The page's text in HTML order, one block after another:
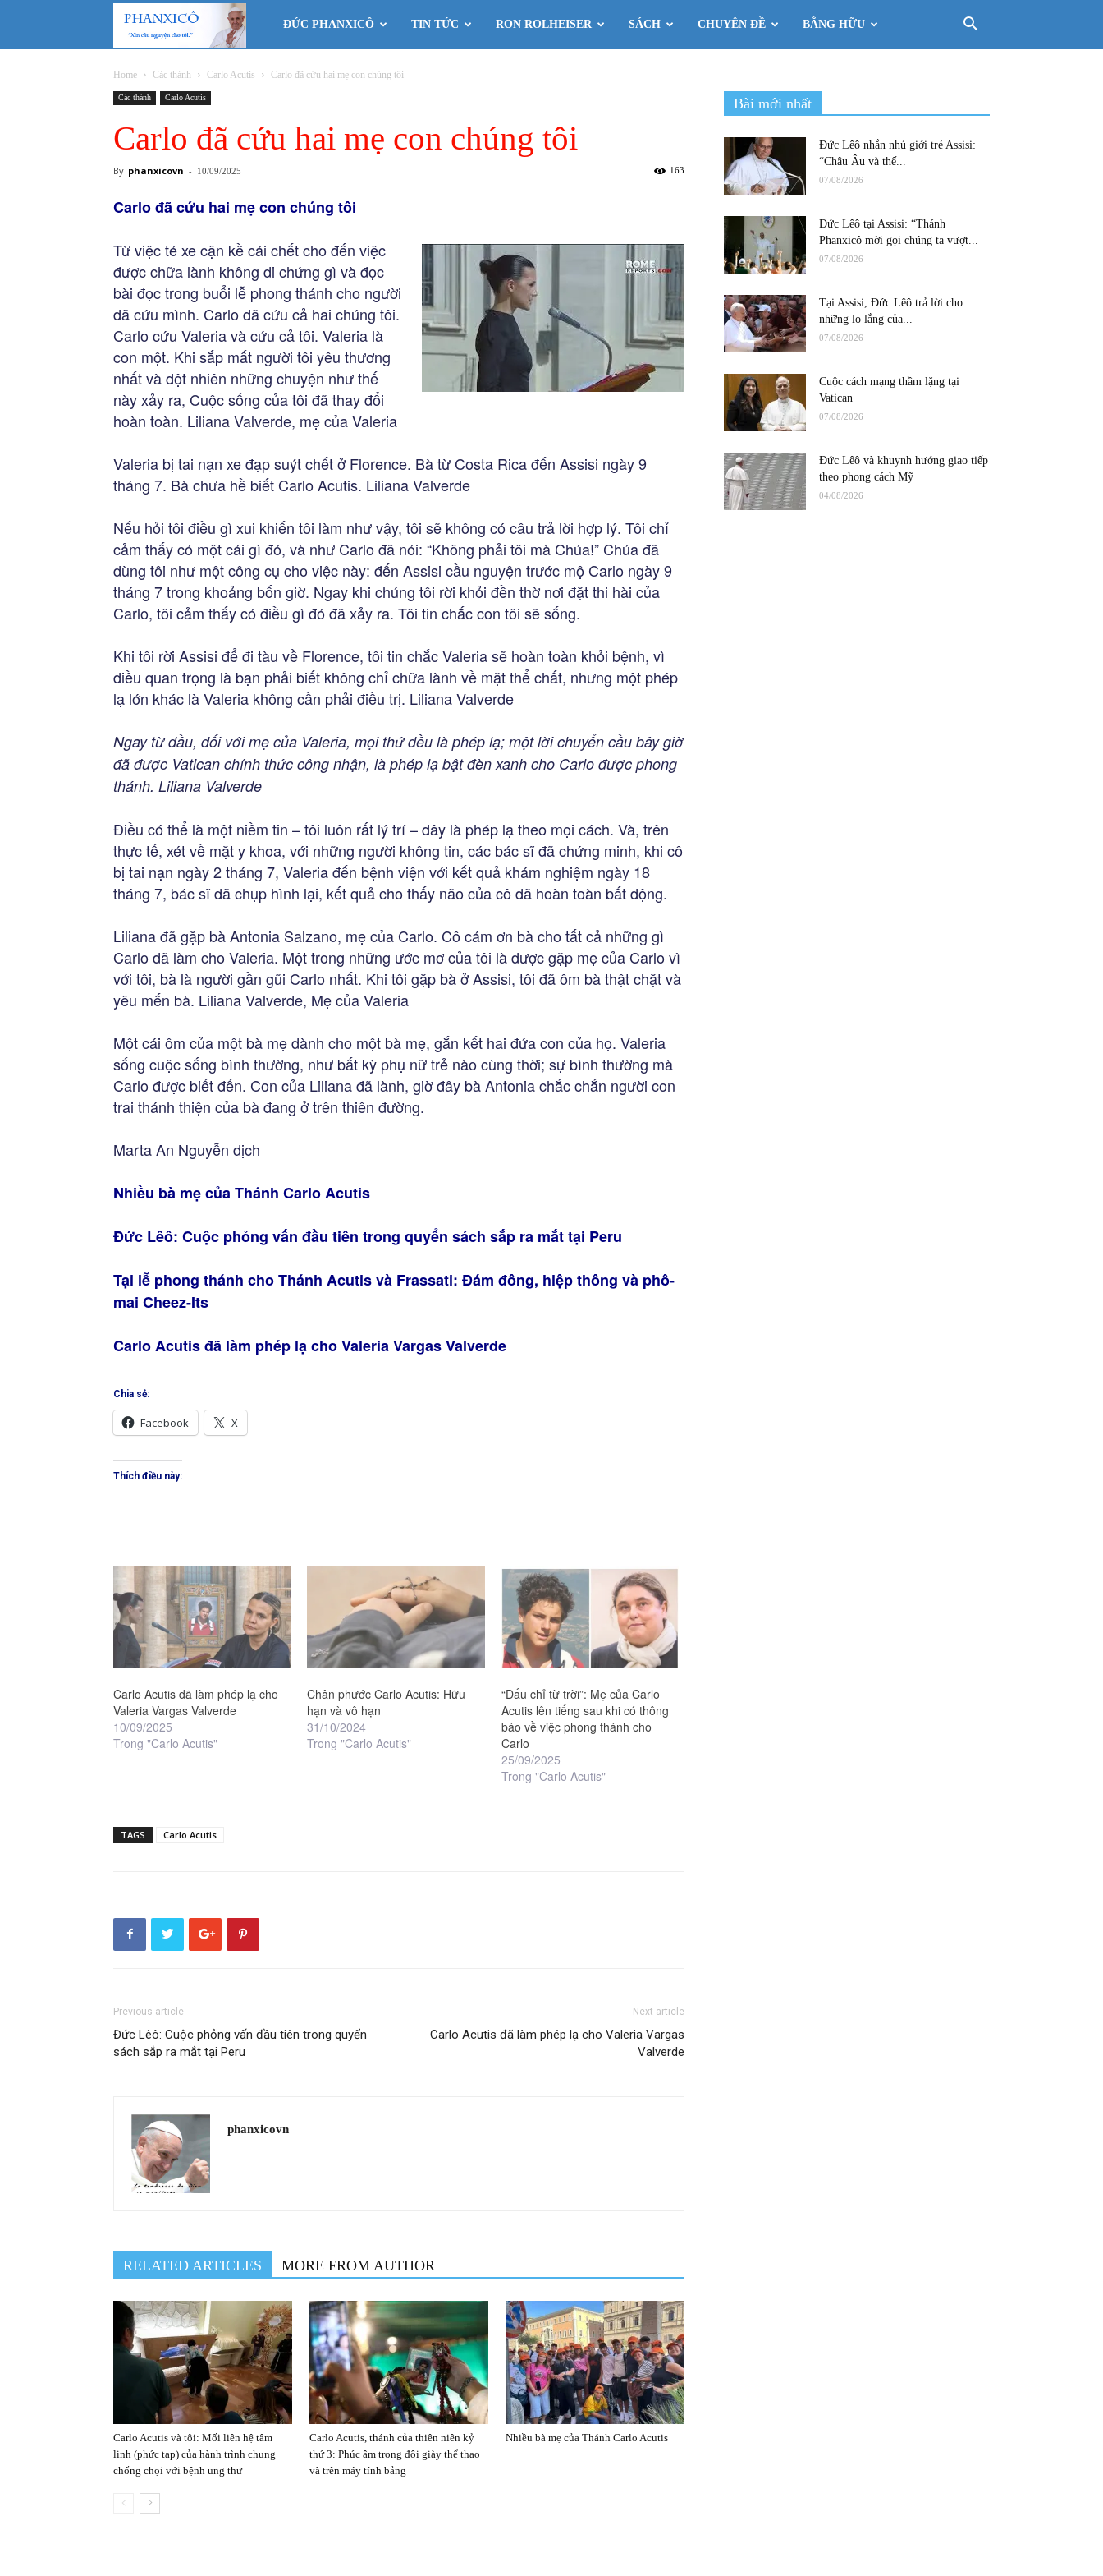
Phanxicô
– ĐỨC PHANXICÔ TIN TỨC RON ROLHEISER SÁCH CHUYÊN ĐỀ BẰNG HỮU
Home Các thánh Carlo Acutis Carlo đã cứu hai mẹ con chúng tôi
Các thánh Carlo Acutis
Carlo đã cứu hai mẹ con chúng tôi
By phanxicovn - 10/09/2025 163
Carlo đã cứu hai mẹ con chúng tôi
Từ việc té xe cận kề cái chết cho đến việc
được chữa lành không di chứng gì và đọc
bài đọc trong buổi lễ phong thánh cho người
đã cứu mình. Carlo đã cứu cả hai chúng tôi.
Carlo cứu Valeria và cứu cả tôi. Valeria là
con một. Khi sắp mất người tôi yêu thương
nhất và đột nhiên những chuyện như thế
này xảy ra, Cuộc sống của tôi đã thay đổi
hoàn toàn. Liliana Valverde, mẹ của Valeria
Valeria bị tai nạn xe đạp suýt chết ở Florence. Bà từ Costa Rica đến Assisi ngày 9
tháng 7. Bà chưa hề biết Carlo Acutis. Liliana Valverde
Nếu hỏi tôi điều gì xui khiến tôi làm như vậy, tôi sẽ không có câu trả lời hợp lý. Tôi chỉ
cảm thấy có một cái gì đó, và như Carlo đã nói: “Không phải tôi mà Chúa!” Chúa đã
dùng tôi như một công cụ cho việc này: đến Assisi cầu nguyện trước mộ Carlo ngày 9
tháng 7 trong khoảng bốn giờ. Ngay khi chúng tôi rời khỏi đền thờ nơi đặt thi hài của
Carlo, tôi cảm thấy có điều gì đó đã xảy ra. Tôi tin chắc con tôi sẽ sống.
Khi tôi rời Assisi để đi tàu về Florence, tôi tin chắc Valeria sẽ hoàn toàn khỏi bệnh, vì
điều quan trọng là bạn phải biết không chỉ chữa lành về mặt thể chất, nhưng một phép
lạ lớn khác là Valeria không cần phải điều trị. Liliana Valverde
Ngay từ đầu, đối với mẹ của Valeria, mọi thứ đều là phép lạ; một lời chuyển cầu bây giờ
đã được Vatican chính thức công nhận, là phép lạ bật đèn xanh cho Carlo được phong
thánh. Liliana Valverde
Điều có thể là một niềm tin – tôi luôn rất lý trí – đây là phép lạ theo mọi cách. Và, trên
thực tế, xét về mặt y khoa, với những người không tin, các bác sĩ đã chứng minh, khi cô
bị tai nạn ngày 2 tháng 7, Valeria đến bệnh viện với kết quả khám nghiệm ngày 18
tháng 7, bác sĩ đã chụp hình lại, kết quả cho thấy não của cô đã hoàn toàn bất động.
Liliana đã gặp bà Antonia Salzano, mẹ của Carlo. Cô cám ơn bà cho tất cả những gì
Carlo đã làm cho Valeria. Một trong những ước mơ của tôi là được gặp mẹ của Carlo vì
với tôi, bà là người gần gũi Carlo nhất. Khi tôi gặp bà ở Assisi, tôi đã ôm bà thật chặt và
yêu mến bà. Liliana Valverde, Mẹ của Valeria
Một cái ôm của một bà mẹ dành cho một bà mẹ, gắn kết hai đứa con của họ. Valeria
sống cuộc sống bình thường, như bất kỳ phụ nữ trẻ nào cùng thời; sự bình thường mà
Carlo được biết đến. Con của Liliana đã lành, giờ đây bà Antonia chắc chắn người con
trai thánh thiện của bà đang ở trên thiên đường.
Marta An Nguyễn dịch
Nhiều bà mẹ của Thánh Carlo Acutis
Đức Lêô: Cuộc phỏng vấn đầu tiên trong quyển sách sắp ra mắt tại Peru
Tại lễ phong thánh cho Thánh Acutis và Frassati: Đám đông, hiệp thông và phô-
mai Cheez-Its
Carlo Acutis đã làm phép lạ cho Valeria Vargas Valverde
Chia sẻ:
Facebook X
Thích điều này:
Carlo Acutis đã làm phép lạ cho
Valeria Vargas Valverde
10/09/2025
Trong "Carlo Acutis"
Chân phước Carlo Acutis: Hữu
hạn và vô hạn
31/10/2024
Trong "Carlo Acutis"
“Dấu chỉ từ trời”: Mẹ của Carlo
Acutis lên tiếng sau khi có thông
báo về việc phong thánh cho
Carlo
25/09/2025
Trong "Carlo Acutis"
TAGS Carlo Acutis
Previous article
Đức Lêô: Cuộc phỏng vấn đầu tiên trong quyển
sách sắp ra mắt tại Peru
Next article
Carlo Acutis đã làm phép lạ cho Valeria Vargas
Valverde
phanxicovn
RELATED ARTICLES MORE FROM AUTHOR
Carlo Acutis và tôi: Mối liên hệ tâm
linh (phức tạp) của hành trình chung
chống chọi với bệnh ung thư
Carlo Acutis, thánh của thiên niên kỷ
thứ 3: Phúc âm trong đôi giày thể thao
và trên máy tính bảng
Nhiều bà mẹ của Thánh Carlo Acutis
Bài mới nhất
Đức Lêô nhắn nhủ giới trẻ Assisi:
“Châu Âu và thế...
07/08/2026
Đức Lêô tại Assisi: “Thánh
Phanxicô mời gọi chúng ta vượt...
07/08/2026
Tại Assisi, Đức Lêô trả lời cho
những lo lắng của...
07/08/2026
Cuộc cách mạng thầm lặng tại
Vatican
07/08/2026
Đức Lêô và khuynh hướng giao tiếp
theo phong cách Mỹ
04/08/2026